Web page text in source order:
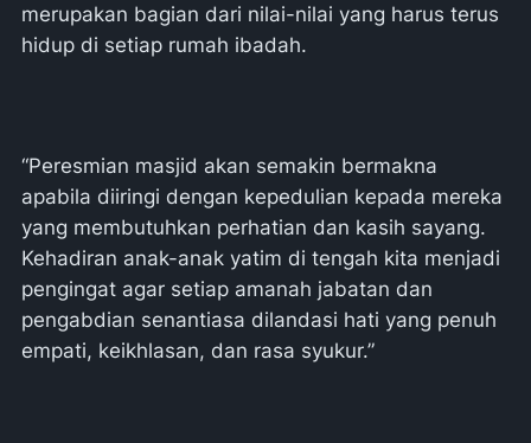
merupakan bagian dari nilai-nilai yang harus terus
hidup di setiap rumah ibadah.
“Peresmian masjid akan semakin bermakna
apabila diiringi dengan kepedulian kepada mereka
yang membutuhkan perhatian dan kasih sayang.
Kehadiran anak-anak yatim di tengah kita menjadi
pengingat agar setiap amanah jabatan dan
pengabdian senantiasa dilandasi hati yang penuh
empati, keikhlasan, dan rasa syukur.”